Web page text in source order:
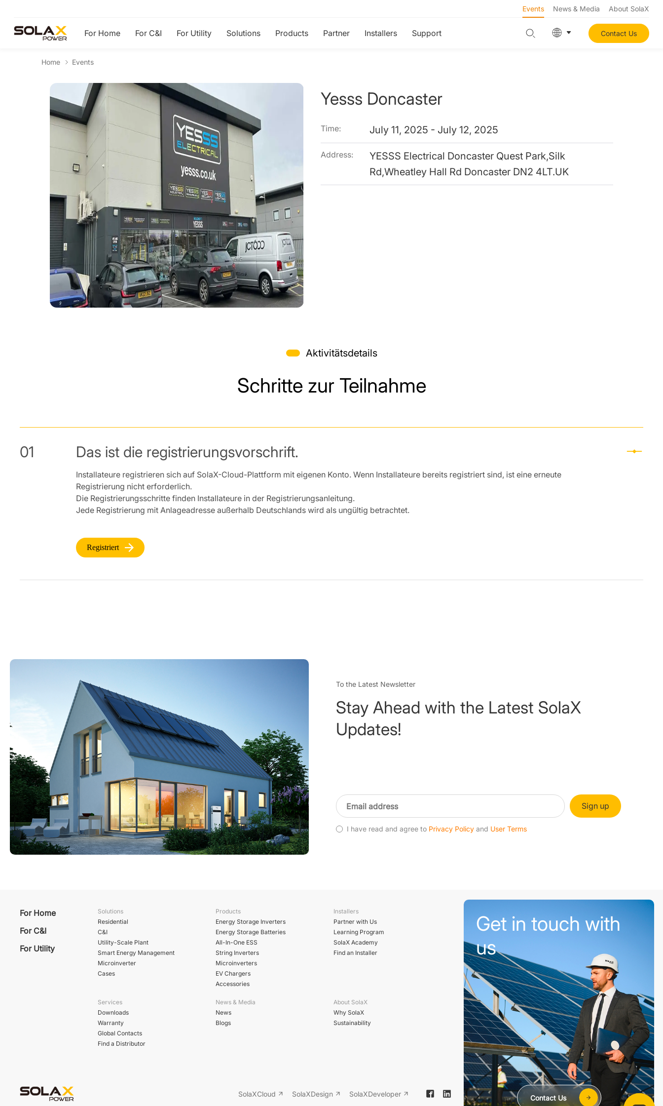
Events News & Media About SolaX
For Home For C&I For Utility Solutions Products Partner Installers Support Contact Us
Home Events
Yesss Doncaster
Time: July 11, 2025 - July 12, 2025
Address:
YESSS Electrical Doncaster Quest Park,Silk
Rd,Wheatley Hall Rd Doncaster DN2 4LT.UK
Aktivitätsdetails
Schritte zur Teilnahme
01 Das ist die registrierungsvorschrift.
Installateure registrieren sich auf SolaX-Cloud-Plattform mit eigenen Konto. Wenn Installateure bereits registriert sind, ist eine erneute
Registrierung nicht erforderlich.
Die Registrierungsschritte finden Installateure in der Registrierungsanleitung.
Jede Registrierung mit Anlageadresse außerhalb Deutschlands wird als ungültig betrachtet.
Registriert
To the Latest Newsletter
Stay Ahead with the Latest SolaX
Updates!
Sign up
I have read and agree to Privacy Policy and User Terms
For Home
For C&I
For Utility
Solutions
Residential
C&I
Utility-Scale Plant
Smart Energy Management
Microinverter
Cases
Products
Energy Storage Inverters
Energy Storage Batteries
All-In-One ESS
String Inverters
Microinverters
EV Chargers
Accessories
Installers
Partner with Us
Learning Program
SolaX Academy
Find an Installer
Services
Downloads
Warranty
Global Contacts
Find a Distributor
News & Media
News
Blogs
About SolaX
Why SolaX
Sustainability
SolaXCloud SolaXDesign SolaXDeveloper
Get in touch with
us
Contact Us